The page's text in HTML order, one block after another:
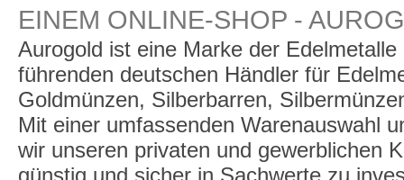
EINEM ONLINE-SHOP -
Aurogold ist eine Marke der
führenden deutschen Händler für
Goldmünzen, Silberbarren,
Mit einer umfassenden Warenauswahl
wir unseren privaten und gewerblichen
günstig und sicher in Sachwerte zu